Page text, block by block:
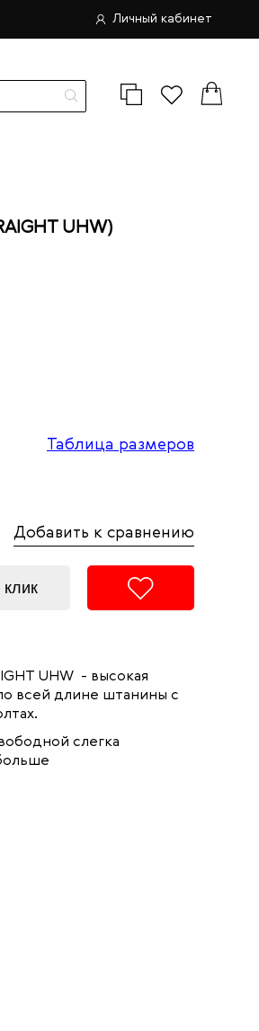
Личный кабинет
UHW)
Таблица размеров
Добавить к сравнению
клик
UHW - высокая
всей длине штанины с
слегка